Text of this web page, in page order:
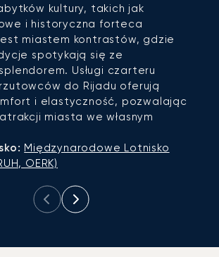
kultury, takich jak
i historyczna forteca
miastem kontrastów, gdzie
spotykają się ze
Usługi czarteru
do Rijadu oferują
i elastyczność, pozwalając
miasta we własnym
Międzynarodowe Lotnisko
OERK)